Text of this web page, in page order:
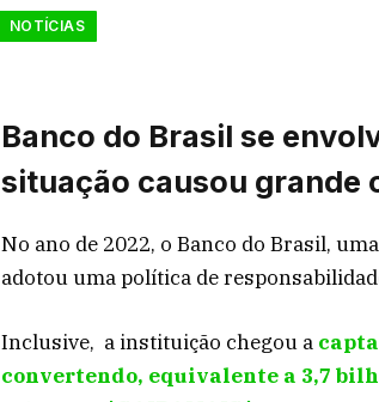
NOTÍCIAS
Banco do Brasil se
situação causou grande
No ano de 2022, o Banco do Brasil,
adotou uma política de
Inclusive, a instituição chegou a
convertendo, equivalente a 3,7